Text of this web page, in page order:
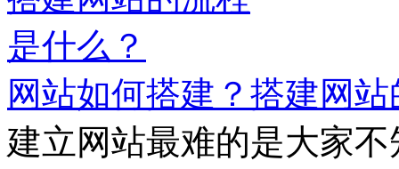
网站如何搭建？搭建网
建立网站最难的是大家